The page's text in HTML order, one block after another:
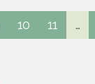
10 11 ...